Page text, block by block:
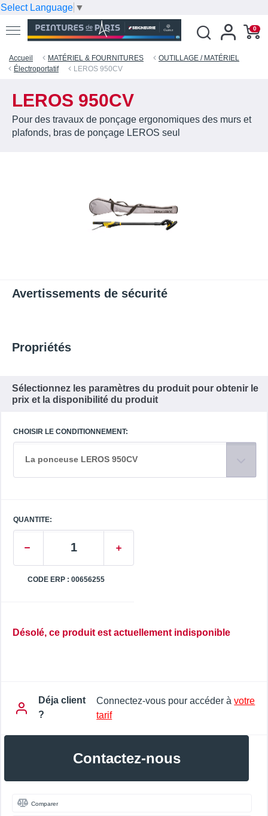
Select Language ▼
0
Accueil MATÉRIEL & FOURNITURES
OUTILLAGE / MATÉRIEL
Électroportatif
LEROS 950CV
LEROS 950CV
Pour des travaux de ponçage ergonomiques des murs et
plafonds, bras de ponçage LEROS seul
Avertissements de sécurité
Propriétés
Sélectionnez les paramètres du produit pour obtenir le
prix et la disponibilité du produit
CHOISIR LE CONDITIONNEMENT:
La ponceuse LEROS 950CV
QUANTITE:
CODE ERP : 00656255
Désolé, ce produit est actuellement indisponible
Déja client
?
Connectez-vous pour accéder àvotre
tarif
Contactez-nous
Comparer